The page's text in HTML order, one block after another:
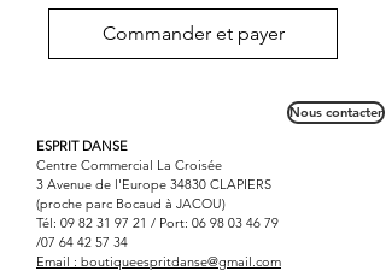
Commander et payer
Nous contacter
ESPRIT DANSE
Centre Commercial La Croisée
3 Avenue de l'Europe 34830 CLAPIERS
(proche parc Bocaud à JACOU)
Tél: 09 82 31 97 21 / Port: 06 98 03 46 79
/07 64 42 57 34
Email : boutiqueespritdanse@gmail.com